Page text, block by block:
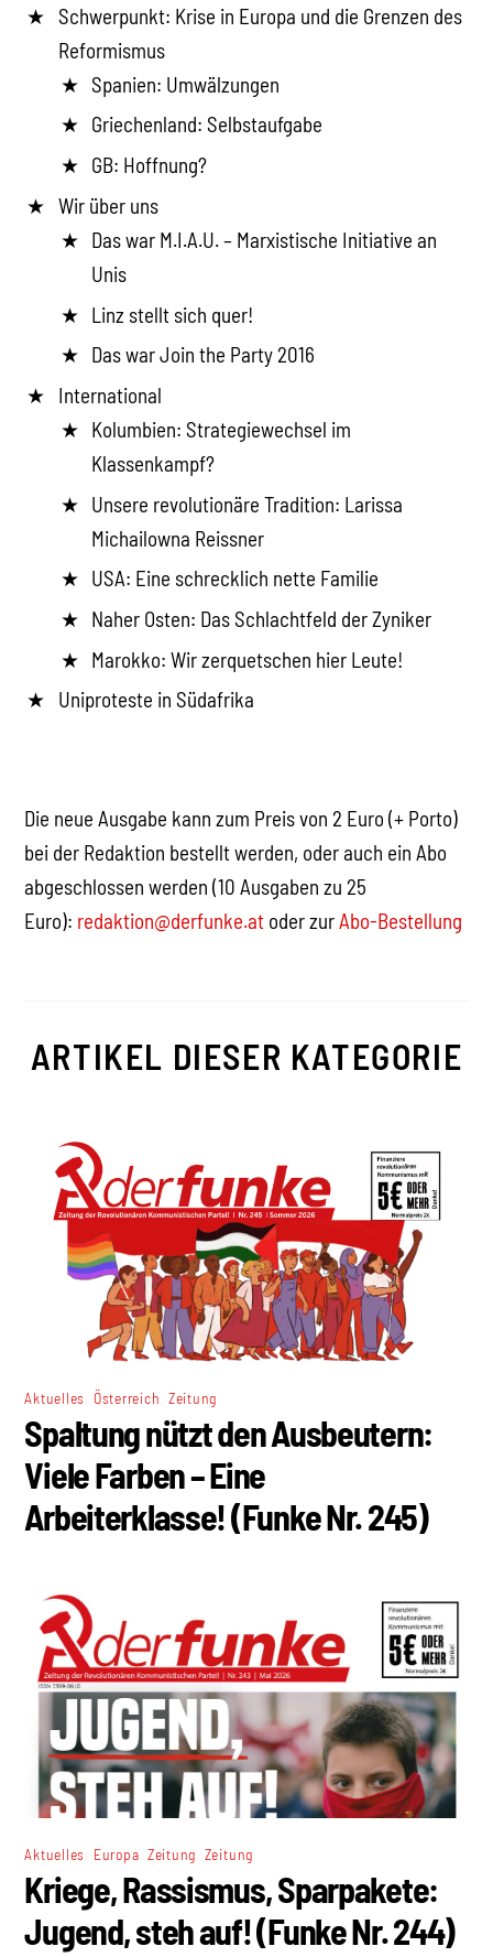
Schwerpunkt: Krise in Europa und die Grenzen des
Reformismus
Spanien: Umwälzungen
Griechenland: Selbstaufgabe
GB: Hoffnung?
Wir über uns
Das war M.I.A.U. – Marxistische Initiative an
Unis
Linz stellt sich quer!
Das war Join the Party 2016
International
Kolumbien: Strategiewechsel im
Klassenkampf?
Unsere revolutionäre Tradition: Larissa
Michailowna Reissner
USA: Eine schrecklich nette Familie
Naher Osten: Das Schlachtfeld der Zyniker
Marokko: Wir zerquetschen hier Leute!
Uniproteste in Südafrika
Die neue Ausgabe kann zum Preis von 2 Euro (+ Porto)
bei der Redaktion bestellt werden, oder auch ein Abo
abgeschlossen werden (10 Ausgaben zu 25
Euro): redaktion@derfunke.at oder zurAbo-Bestellung
ARTIKEL DIESER KATEGORIE
Aktuelles Österreich Zeitung
Spaltung nützt den Ausbeutern:
Viele Farben – Eine
Arbeiterklasse! (Funke Nr. 245)
Aktuelles Europa Zeitung Zeitung
Kriege, Rassismus, Sparpakete:
Jugend, steh auf! (Funke Nr. 244)